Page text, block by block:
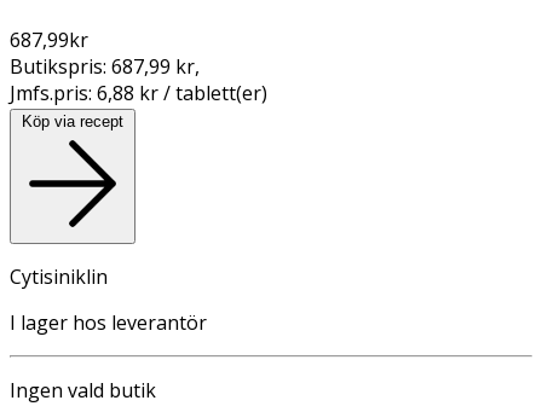
687,99kr
Butikspris: 687,99 kr,
Jmfs.pris: 6,88 kr / tablett(er)
Köp via recept
Cytisiniklin
I lager hos leverantör
Ingen vald butik